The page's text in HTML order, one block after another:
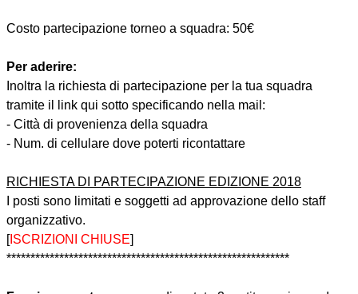
Costo partecipazione torneo a squadra: 50€
Per aderire:
Inoltra la richiesta di partecipazione per la tua squadra
tramite il link qui sotto specificando nella mail:
- Città di provenienza della squadra
- Num. di cellulare dove poterti ricontattare
RICHIESTA DI PARTECIPAZIONE EDIZIONE 2018
I posti sono limitati e soggetti ad approvazione dello staff
organizzativo.
[ISCRIZIONI CHIUSE]
***********************************************************